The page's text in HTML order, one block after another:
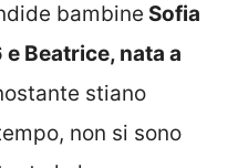
bambine Sofia
Beatrice, nata a
stiano
non si sono